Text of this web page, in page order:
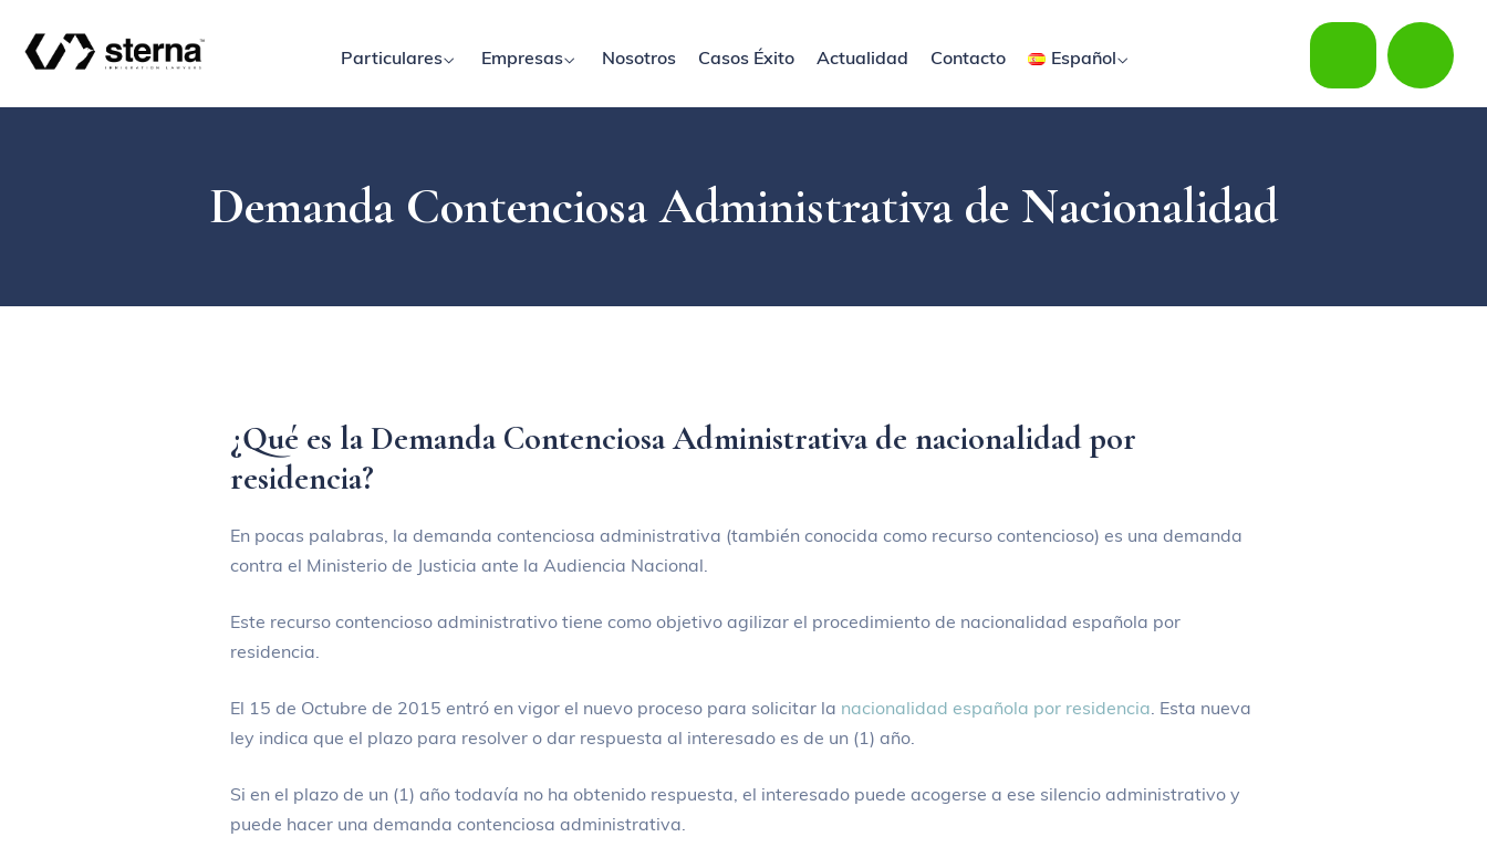
Particulares Empresas Nosotros Casos Éxito Actualidad Contacto Español
Demanda Contenciosa Administrativa de Nacionalidad
¿Qué es la Demanda Contenciosa Administrativa de nacionalidad por
residencia?
En pocas palabras, la demanda contenciosa administrativa (también conocida como recurso contencioso) es una demanda
contra el Ministerio de Justicia ante la Audiencia Nacional.
Este recurso contencioso administrativo tiene como objetivo agilizar el procedimiento de nacionalidad española por
residencia.
El 15 de Octubre de 2015 entró en vigor el nuevo proceso para solicitar la nacionalidad española por residencia. Esta nueva
ley indica que el plazo para resolver o dar respuesta al interesado es de un (1) año.
Si en el plazo de un (1) año todavía no ha obtenido respuesta, el interesado puede acogerse a ese silencio administrativo y
puede hacer una demanda contenciosa administrativa.